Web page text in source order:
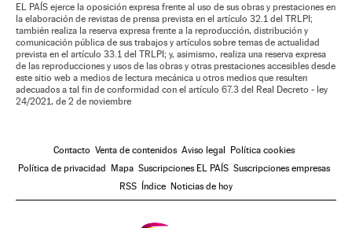
EL PAÍS ejerce la oposición expresa frente al uso de sus obras y prestaciones en
la elaboración de revistas de prensa prevista en el artículo 32.1 del TRLPI;
también realiza la reserva expresa frente a la reproducción, distribución y
comunicación pública de sus trabajos y artículos sobre temas de actualidad
prevista en el artículo 33.1 del TRLPI; y, asimismo, realiza una reserva expresa
de las reproducciones y usos de las obras y otras prestaciones accesibles desde
este sitio web a medios de lectura mecánica u otros medios que resulten
adecuados a tal fin de conformidad con el artículo 67.3 del Real Decreto - ley
24/2021, de 2 de noviembre
Contacto Venta de contenidos Aviso legal Política cookies
Política de privacidad Mapa Suscripciones EL PAÍS Suscripciones empresas
RSS Índice Noticias de hoy